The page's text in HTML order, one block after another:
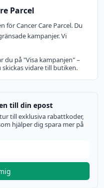
Parcel
för Cancer Care Parcel. Du
kampanjer. Vi
du på "Visa kampanjen" –
vidare till butiken.
till din epost
till exklusiva rabattkoder,
hjälper dig spara mer på